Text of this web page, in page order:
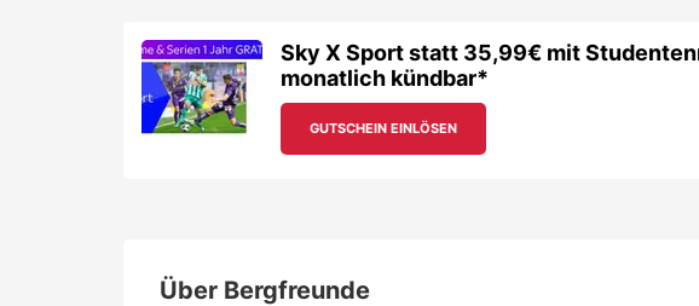
Sky X Sport statt 35,99€ mit
monatlich kündbar*
GUTSCHEIN EINLÖSEN
Über Bergfreunde